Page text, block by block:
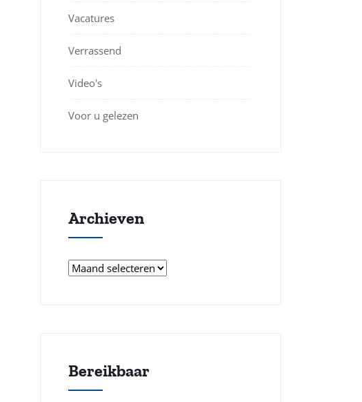
Vacatures
Verrassend
Video's
Voor u gelezen
Archieven
Archieven
Bereikbaar